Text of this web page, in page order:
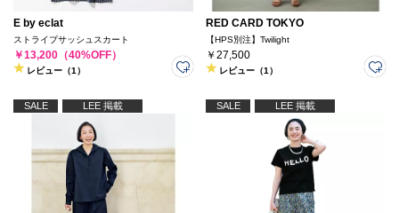
E by eclat
ストライプサッシュスカート
￥13,200（40%OFF）
レビュー（1）
RED CARD TOKYO
【HPS別注】Twilight
￥27,500
レビュー（1）
SALE LEE 掲載 SALE LEE 掲載